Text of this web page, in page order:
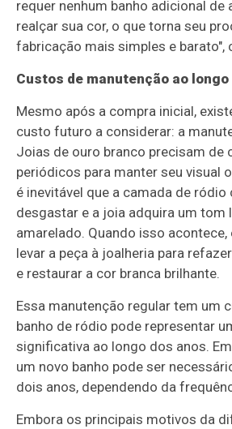
requer nenhum banho adicional de
realçar sua cor, o que torna seu
fabricação mais simples e barato",
Custos de manutenção ao
Mesmo após a compra inicial,
custo futuro a considerar: a
Joias de ouro branco precisam de
periódicos para manter seu visual
é inevitável que a camada de ródio
desgastar e a joia adquira um tom
amarelado. Quando isso acontece,
levar a peça à joalheria para
e restaurar a cor branca brilhante.
Essa manutenção regular tem um
banho de ródio pode representar
significativa ao longo dos anos.
um novo banho pode ser
dois anos, dependendo da
Embora os principais motivos da